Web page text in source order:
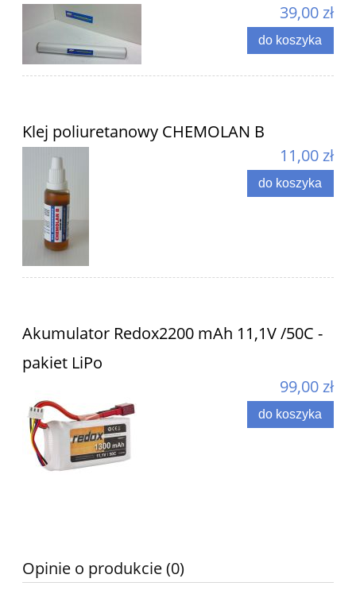
39,00 zł
do koszyka
Klej poliuretanowy CHEMOLAN B
11,00 zł
do koszyka
Akumulator Redox2200 mAh 11,1V /50C -
pakiet LiPo
99,00 zł
do koszyka
Opinie o produkcie (0)